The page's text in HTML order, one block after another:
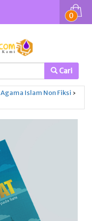
Cari
0
Agama Islam Non Fiksi ›